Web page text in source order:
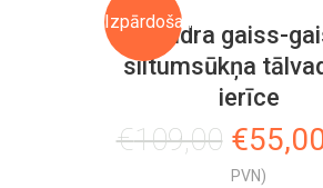
Izpārdošana!Gudra gaiss-
siltumsūkņa
ierīce
€109,00
price
€
PVN)